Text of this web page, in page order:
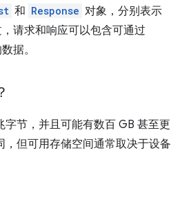
和 Response 对象，分别表示
请求和响应可以包含可通过
据。
字节，并且可能有数百 GB 甚至更
，但可用存储空间通常取决于设备